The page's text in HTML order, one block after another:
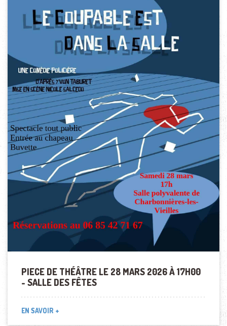
PIECE DE THÉÂTRE LE 28 MARS 2026 À 17H00
- SALLE DES FÊTES
EN SAVOIR +